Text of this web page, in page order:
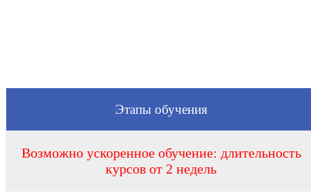
Этапы обучения
Возможно ускоренное обучение: длительность
курсов от 2 недель